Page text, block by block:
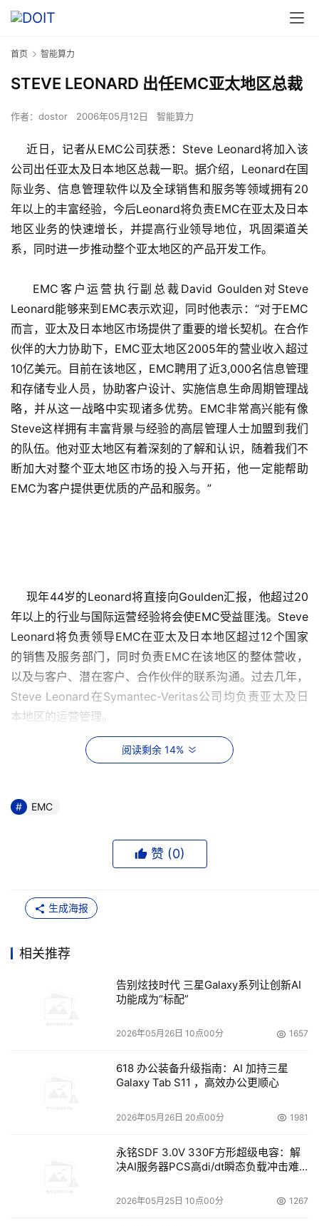
首页 智能算力
STEVE LEONARD 出任EMC亚太地区总裁
作者： dostor 2006年05月12日 智能算力
近日，记者从EMC公司获悉：Steve Leonard将加入该
公司出任亚太及日本地区总裁一职。据介绍，Leonard在国
际业务、信息管理软件以及全球销售和服务等领域拥有20
年以上的丰富经验，今后Leonard将负责EMC在亚太及日本
地区业务的快速增长，并提高行业领导地位，巩固渠道关
系，同时进一步推动整个亚太地区的产品开发工作。
EMC客户运营执行副总裁David Goulden对Steve
Leonard能够来到EMC表示欢迎，同时他表示：“对于EMC
而言，亚太及日本地区市场提供了重要的增长契机。在合作
伙伴的大力协助下，EMC亚太地区2005年的营业收入超过
10亿美元。目前在该地区，EMC聘用了近3,000名信息管理
和存储专业人员，协助客户设计、实施信息生命周期管理战
略，并从这一战略中实现诸多优势。EMC非常高兴能有像
Steve这样拥有丰富背景与经验的高层管理人士加盟到我们
的队伍。他对亚太地区有着深刻的了解和认识，随着我们不
断加大对整个亚太地区市场的投入与开拓，他一定能帮助
EMC为客户提供更优质的产品和服务。”
现年44岁的Leonard将直接向Goulden汇报，他超过20
年以上的行业与国际运营经验将会使EMC受益匪浅。Steve
Leonard将负责领导EMC在亚太及日本地区超过12个国家
的销售及服务部门，同时负责EMC在该地区的整体营收，
以及与客户、潜在客户、合作伙伴的联系沟通。过去几年，
Steve Leonard在Symantec-Veritas公司均负责亚太及日
本地区的运营管理。
在此之前，Steve Leonard曾任职EDS18年，期间升任
前的此次人事调动中，Leonard将接替Steven Fitz的职
务。Steven Fitz在带领EMC在亚太及日本地区实现连续4
年增长与拓展之后，将返回EMC美国运营部门担任另一高
阅读剩余 14%
本文来源于DOIT传媒，文章内容仅供参考，不构成投资建议。
EMC
赞 (0)
生成海报
相关推荐
告别炫技时代 三星Galaxy系列让创新AI
功能成为“标配”
2026年05月26日 10点00分 1657
618 办公装备升级指南：AI 加持三星
Galaxy Tab S11 ，高效办公更顺心
2026年05月26日 20点00分 1981
永铭SDF 3.0V 330F方形超级电容：解
决AI服务器PCS高di/dt瞬态负载冲击难
2026年05月25日 10点00分 1267